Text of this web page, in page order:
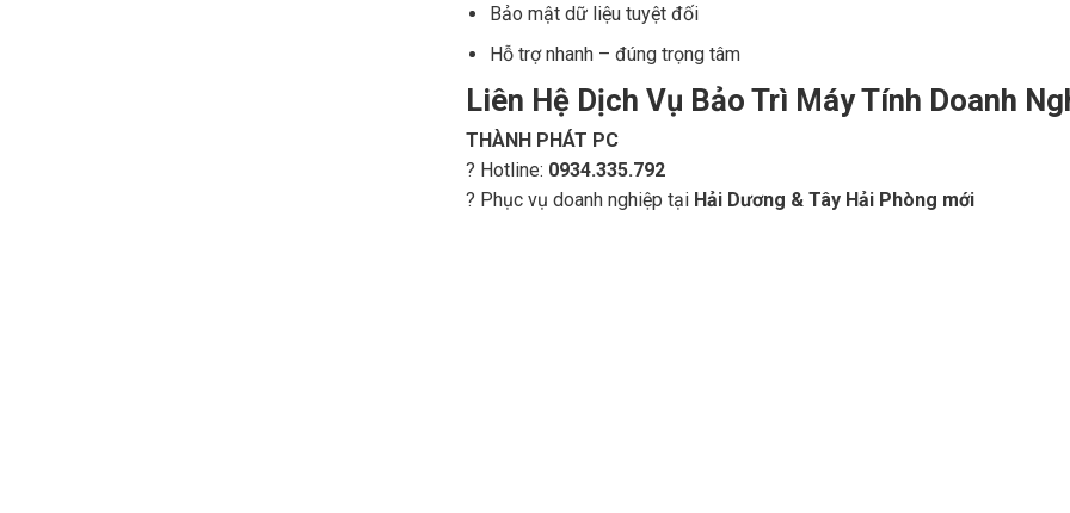
Bảo mật dữ liệu tuyệt đối
Hỗ trợ nhanh – đúng trọng tâm
Liên Hệ Dịch Vụ Bảo Trì Máy Tính Doanh
THÀNH PHÁT PC
? Hotline: 0934.335.792
? Phục vụ doanh nghiệp tại Hải Dương & Tây Hải Phòng mới